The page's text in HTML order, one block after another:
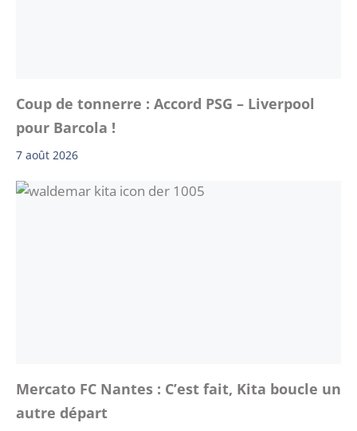
Coup de tonnerre : Accord PSG – Liverpool
pour Barcola !
7 août 2026
Mercato FC Nantes : C’est fait, Kita boucle un
autre départ